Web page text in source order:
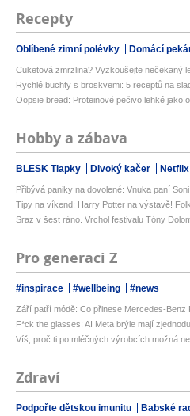
Recepty
Oblíbené zimní polévky Domácí
Cuketová zmrzlina? Vyzkoušejte nečekaný
Rychlé buchty s broskvemi: 5 receptů na
Oopsie bread: Proteinové pečivo lehké jako
Hobby a zábava
BLESK Tlapky Divoký kačer
Přibývá paniky na dovolené: Vnuka paní
Tipy na víkend: Harry Potter na výstavě!
Sraz v šest ráno. Vrchol festivalu Tóny
Pro generaci Z
#inspirace #wellbeing #news
Září patří módě: Co přinese Mercedes-Benz
F*ck the glasses: AI Meta brýle mají
Víš, proč ti po mléčných výrobcích možná
Zdraví
Podpořte dětskou imunitu Babské